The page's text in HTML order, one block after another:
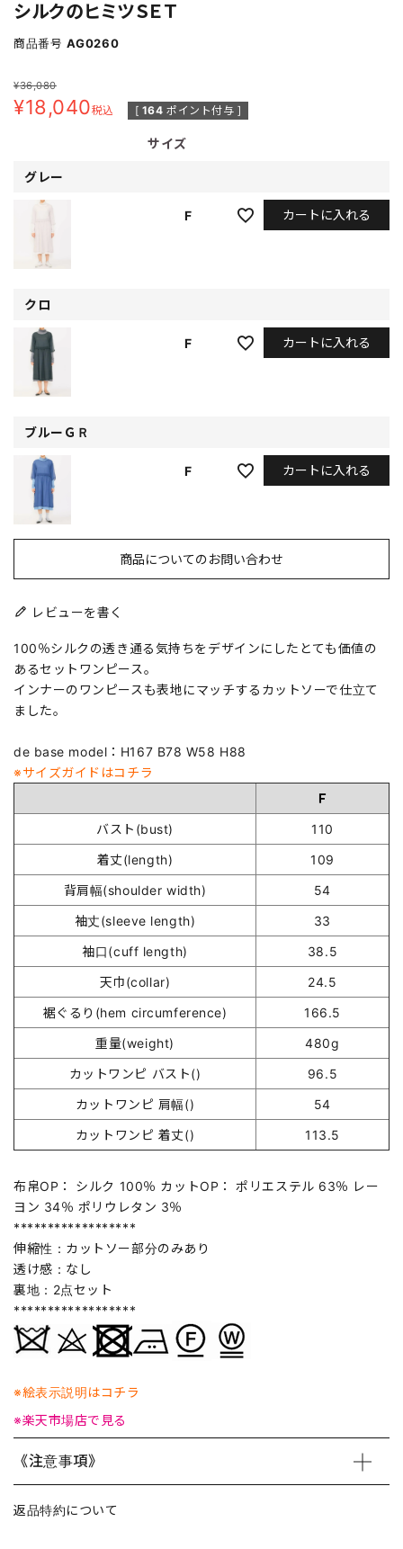
シルクのヒミツＳＥＴ
商品番号 AG0260
¥36,080
¥18,040税込 [ 164 ポイント付与 ]
サイズ
グレー
F カートに入れる
クロ
F カートに入れる
ブルーＧＲ
F カートに入れる
商品についてのお問い合わせ
レビューを書く
100％シルクの透き通る気持ちをデザインにしたとても価値の
あるセットワンピース。
インナーのワンピースも表地にマッチするカットソーで仕立て
ました。
de base model：H167 B78 W58 H88
※サイズガイドはコチラ
Ｆ
バスト(bust)
110
着丈(length)
109
背肩幅(shoulder width)
54
袖丈(sleeve length)
33
袖口(cuff length)
38.5
天巾(collar)
24.5
裾ぐるり(hem circumference)
166.5
重量(weight)
480g
カットワンピ バスト()
96.5
カットワンピ 肩幅()
54
カットワンピ 着丈()
113.5
布帛OP： シルク 100％ カットOP： ポリエステル 63％ レー
ヨン 34％ ポリウレタン 3％
******************
伸縮性：カットソー部分のみあり
透け感：なし
裏地：2点セット
******************
※絵表示説明はコチラ
※楽天市場店で見る
《注意事項》
返品特約について